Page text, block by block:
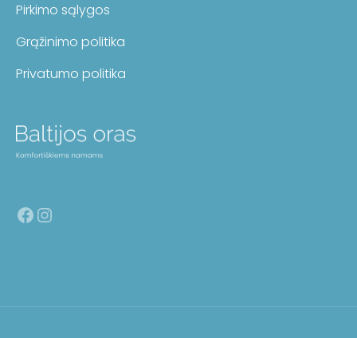
Pirkimo sąlygos
Grąžinimo politika
Privatumo politika
Facebook